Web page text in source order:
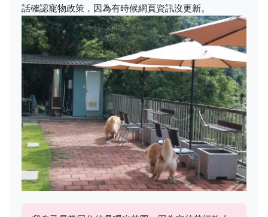
話確認寵物政策，因為有時候網頁資訊沒更新。